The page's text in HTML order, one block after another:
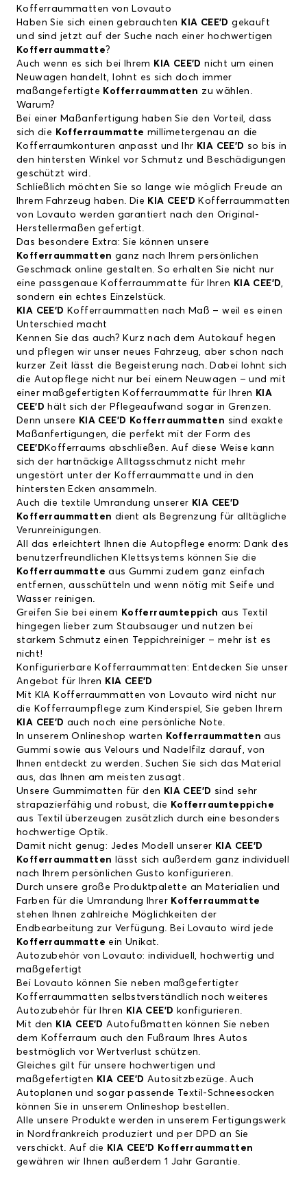
Kofferraummatten von Lovauto
Haben Sie sich einen gebrauchten KIA CEE'D gekauft
und sind jetzt auf der Suche nach einer hochwertigen
Kofferraummatte ?
Auch wenn es sich bei Ihrem KIA CEE'Dnicht um einen
Neuwagen handelt, lohnt es sich doch immer
maßangefertigte Kofferraummatten zu wählen.
Warum?
Bei einer Maßanfertigung haben Sie den Vorteil, dass
sich die Kofferraummatte millimetergenau an die
Kofferraumkonturen anpasst und Ihr KIA CEE'D so bis in
den hintersten Winkel vor Schmutz und Beschädigungen
geschützt wird.
Schließlich möchten Sie so lange wie möglich Freude an
Ihrem Fahrzeug haben. Die KIA CEE'D Kofferraummatten
von Lovauto werden garantiert nach den Original-
Herstellermaßen gefertigt.
Das besondere Extra: Sie können unsere
Kofferraummatten ganz nach Ihrem persönlichen
Geschmack online gestalten. So erhalten Sie nicht nur
eine passgenaue Kofferraummatte für Ihren KIA CEE'D,
sondern ein echtes Einzelstück.
KIA CEE'D Kofferraummatten nach Maß – weil es einen
Unterschied macht
Kennen Sie das auch? Kurz nach dem Autokauf hegen
und pflegen wir unser neues Fahrzeug, aber schon nach
kurzer Zeit lässt die Begeisterung nach. Dabei lohnt sich
die Autopflege nicht nur bei einem Neuwagen – und mit
einer maßgefertigten Kofferraummatte für Ihren KIA
CEE'D hält sich der Pflegeaufwand sogar in Grenzen.
Denn unsere KIA CEE'D Kofferraummatten sind exakte
Maßanfertigungen, die perfekt mit der Form des
CEE'D Kofferraums abschließen. Auf diese Weise kann
sich der hartnäckige Alltagsschmutz nicht mehr
ungestört unter der Kofferraummatte und in den
hintersten Ecken ansammeln.
Auch die textile Umrandung unserer KIA CEE'D
Kofferraummatten dient als Begrenzung für alltägliche
Verunreinigungen.
All das erleichtert Ihnen die Autopflege enorm: Dank des
benutzerfreundlichen Klettsystems können Sie die
Kofferraummatte aus Gummi zudem ganz einfach
entfernen, ausschütteln und wenn nötig mit Seife und
Wasser reinigen.
Greifen Sie bei einem Kofferraumteppich aus Textil
hingegen lieber zum Staubsauger und nutzen bei
starkem Schmutz einen Teppichreiniger – mehr ist es
nicht!
Konfigurierbare Kofferraummatten: Entdecken Sie unser
Angebot für Ihren KIA CEE'D
Mit KIA Kofferraummatten von Lovauto wird nicht nur
die Kofferraumpflege zum Kinderspiel, Sie geben Ihrem
KIA CEE'D auch noch eine persönliche Note.
In unserem Onlineshop warten Kofferraummatten aus
Gummi sowie aus Velours und Nadelfilz darauf, von
Ihnen entdeckt zu werden. Suchen Sie sich das Material
aus, das Ihnen am meisten zusagt.
Unsere Gummimatten für den KIA CEE'D sind sehr
strapazierfähig und robust, die Kofferraumteppiche
aus Textil überzeugen zusätzlich durch eine besonders
hochwertige Optik.
Damit nicht genug: Jedes Modell unserer KIA CEE'D
Kofferraummatten
lässt sich außerdem ganz individuell
nach Ihrem persönlichen Gusto konfigurieren.
Durch unsere große Produktpalette an Materialien und
Farben für die Umrandung Ihrer Kofferraummatte
stehen Ihnen zahlreiche Möglichkeiten der
Endbearbeitung zur Verfügung. Bei Lovauto wird jede
Kofferraummatte ein Unikat.
Autozubehör von Lovauto: individuell, hochwertig und
maßgefertigt
Bei Lovauto können Sie neben maßgefertigter
Kofferraummatten selbstverständlich noch weiteres
Autozubehör für Ihren KIA CEE'D konfigurieren.
Mit den KIA CEE'D Autofußmatten können Sie neben
dem Kofferraum auch den Fußraum Ihres Autos
bestmöglich vor Wertverlust schützen.
Gleiches gilt für unsere hochwertigen und
maßgefertigten KIA CEE'DAutositzbezüge . Auch
Autoplanen und sogar passende Textil-Schneesocken
können Sie in unserem Onlineshop bestellen.
Alle unsere Produkte werden in unserem Fertigungswerk
in Nordfrankreich produziert und per DPD an Sie
verschickt. Auf die KIA CEE'D Kofferraummatten
gewähren wir Ihnen außerdem 1 Jahr Garantie.